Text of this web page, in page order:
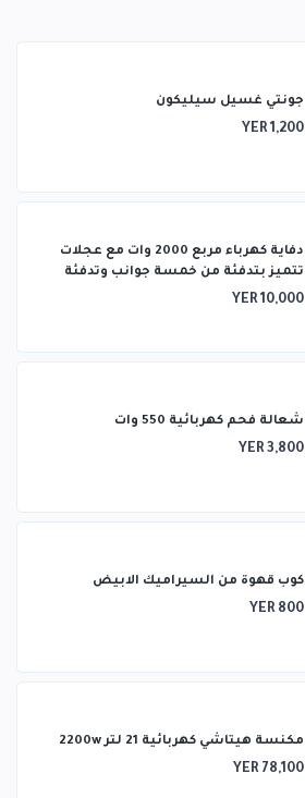
جونتي غسيل سيليكون
YER 1,200
دفاية كهرباء مربع 2000 وات مع عجلات
تتميز بتدفئة من خمسة جوانب وتدفئة
ثلاثية الأبعاد
YER 10,000
شعالة فحم كهربائية 550 وات
YER 3,800
كوب قهوة من السيراميك الابيض
YER 800
مكنسة هيتاشي كهربائية 21 لتر 2200w
YER 78,100